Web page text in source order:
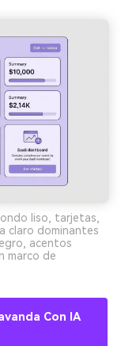
liso, tarjetas,
claro dominantes
acentos
marco de
Con IA